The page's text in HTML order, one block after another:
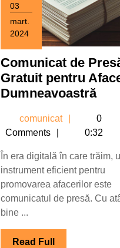
03
mart.
2024
martie
2024
Comunicat de
Gratuit pentru
Dumneavoastră
comunicat comunicat
0
Comments
0:32
În era digitală în care trăim,
instrument eficient pentru
promovarea afacerilor este
comunicatul de presă. Cu
bine ...
Read Full Read